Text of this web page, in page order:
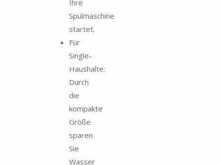
Ihre
Spülmaschine
startet.
Für
Single-
Haushalte:
Durch
die
kompakte
Größe
sparen
Sie
Wasser